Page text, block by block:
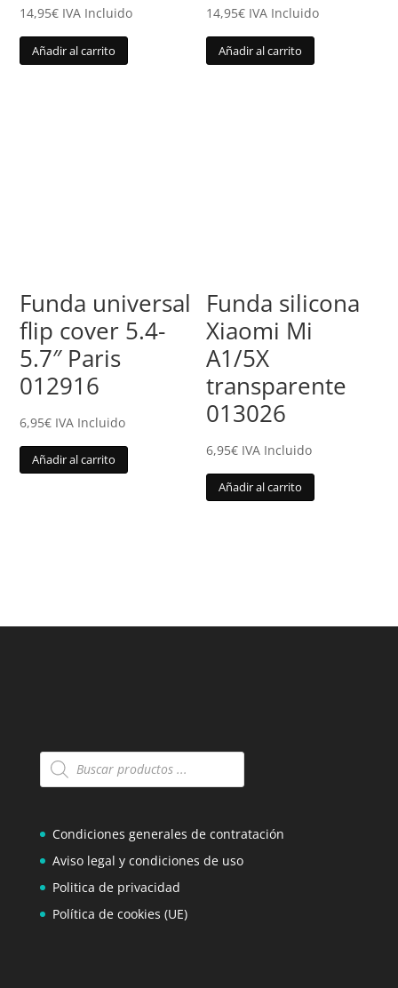
14,95€ IVA Incluido
Añadir al carrito
14,95€ IVA Incluido
Añadir al carrito
Funda universal
flip cover 5.4-
5.7″ Paris
012916
6,95€ IVA Incluido
Añadir al carrito
Funda silicona
Xiaomi Mi
A1/5X
transparente
013026
6,95€ IVA Incluido
Añadir al carrito
Búsqueda
de
Condiciones generales de contratación
Aviso legal y condiciones de uso
Politica de privacidad
Política de cookies (UE)